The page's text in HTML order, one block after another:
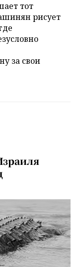
тот
рисует
за свои